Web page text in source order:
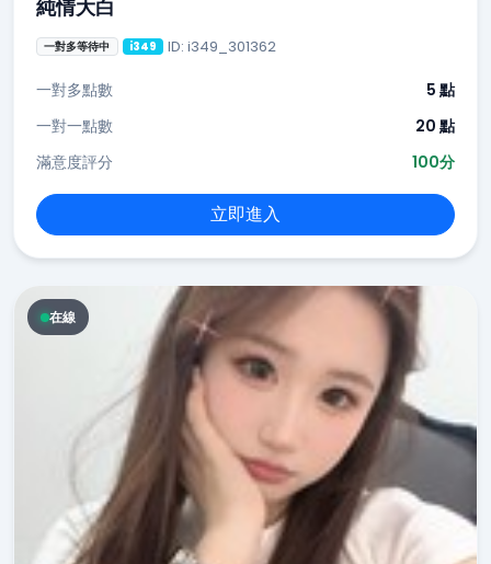
純情大白
一對多等待中 i349 ID: i349_301362
一對多點數
5 點
一對一點數
20 點
滿意度評分
100分
立即進入
在線